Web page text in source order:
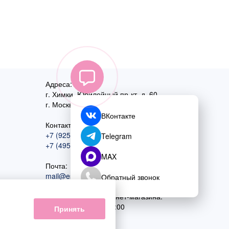
Адреса:
г. Химки, Юбилейный пр-кт, д. 60
г. Москва,ул. Перовская, д. 59
Контактный номер:
+7 (925) 585-74-27
+7 (495) 970-44-75
Почта:
mail@esta-fiesta.ru
Режим работы интернет-магазина:
ПН-ВС с 09:00 до 21:00
ВКонтакте
Telegram
MAX
Обратный звонок
Принять